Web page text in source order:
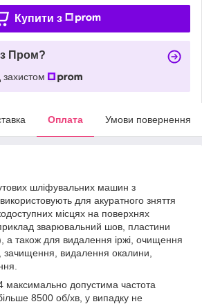
Купити з
Пром?
Оплата Умови повернення
шліфувальних машин з
для акуратного зняття
місцях на поверхнях
зварювальний шов, пластини
а також для видалення іржі, очищення
зачищення, видалення окалини,
максимально допустима частота
8500 об/хв, у випадку не